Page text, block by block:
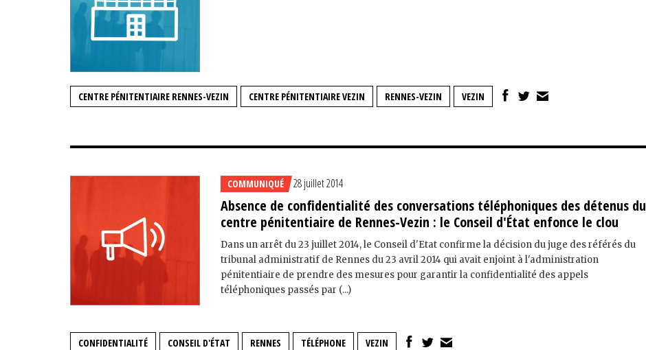
CENTRE PÉNITENTIAIRE RENNES-VEZIN CENTRE PÉNITENTIAIRE VEZIN RENNES-VEZIN VEZIN
COMMUNIQUÉ 28 juillet 2014
Absence de confidentialité des conversations téléphoniques des détenus du
centre pénitentiaire de Rennes-Vezin : le Conseil d'État enfonce le clou
Dans un arrêt du 23 juillet 2014, le Conseil d'Etat confirme la décision du juge des référés du
tribunal administratif de Rennes du 23 avril 2014 qui avait enjoint à l'administration
pénitentiaire de prendre des mesures pour garantir la confidentialité des appels
téléphoniques passés par (...)
CONFIDENTIALITÉ CONSEIL D'ÉTAT RENNES TÉLÉPHONE VEZIN